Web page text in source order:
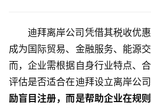
迪拜离岸公司凭借其税收优
成为国际贸易、金融服务、能源
而，企业需根据自身行业特点、
评估是否适合在迪拜设立离岸公
励盲目注册，而是帮助企业在规